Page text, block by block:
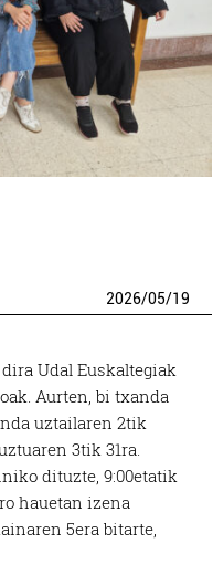
2026/05/19
Udal Euskaltegiak
Aurten, bi txanda
uztailaren 2tik
3tik 31ra.
dituzte, 9:00etatik
hauetan izena
5era bitarte,